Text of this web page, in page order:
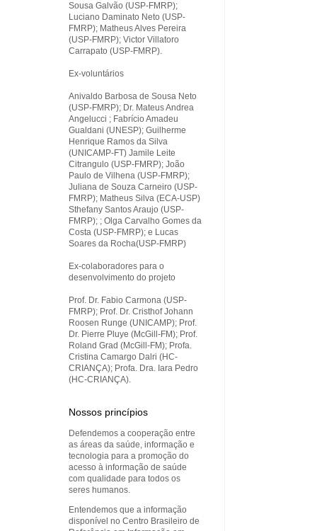
Sousa Galvão (USP-FMRP);
Luciano Daminato Neto (USP-
FMRP); Matheus Alves Pereira
(USP-FMRP); Victor Villatoro
Carrapato (USP-FMRP).
Ex-voluntários
Anivaldo Barbosa de Sousa Neto
(USP-FMRP); Dr. Mateus Andrea
Angelucci ; Fabrício Amadeu
Gualdani (UNESP); Guilherme
Henrique Ramos da Silva
(UNICAMP-FT) Jamile Leite
Citrangulo (USP-FMRP); João
Paulo de Vilhena (USP-FMRP);
Juliana de Souza Carneiro (USP-
FMRP); Matheus Silva (ECA-USP)
Sthefany Santos Araujo (USP-
FMRP); ; Olga Carvalho Gomes da
Costa (USP-FMRP); e Lucas
Soares da Rocha(USP-FMRP)
Ex-colaboradores para o
desenvolvimento do projeto
Prof. Dr. Fabio Carmona (USP-
FMRP); Prof. Dr. Cristhof Johann
Roosen Runge (UNICAMP); Prof.
Dr. Pierre Pluye (McGill-FM); Prof.
Roland Grad (McGill-FM); Profa.
Cristina Camargo Dalri (HC-
CRIANÇA); Profa. Dra. Iara Pedro
(HC-CRIANÇA).
Nossos princípios
Defendemos a cooperação entre
as áreas da saúde, informação e
tecnologia para a promoção do
acesso à informação de saúde
com qualidade para todos os
seres humanos.
Entendemos que a informação
disponível no Centro Brasileiro de